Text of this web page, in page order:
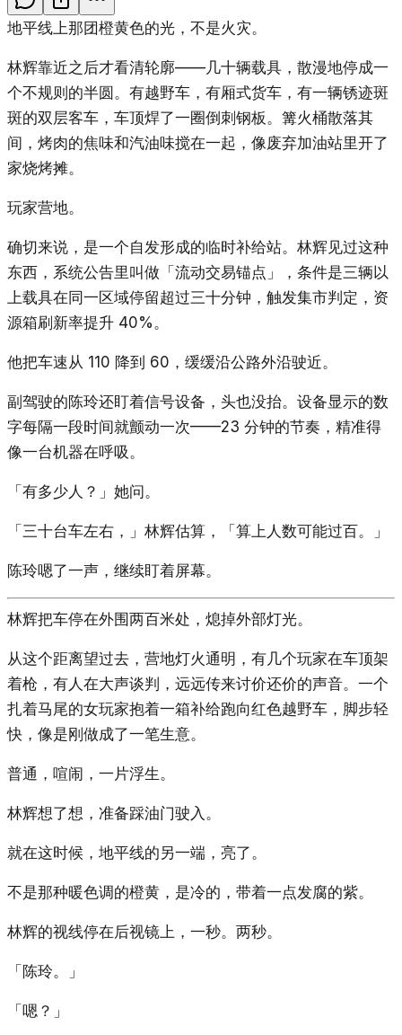
地平线上那团橙黄色的光，不是火灾。
林辉靠近之后才看清轮廓——几十辆载具，散漫地停成一
个不规则的半圆。有越野车，有厢式货车，有一辆锈迹斑
斑的双层客车，车顶焊了一圈倒刺钢板。篝火桶散落其
间，烤肉的焦味和汽油味搅在一起，像废弃加油站里开了
家烧烤摊。
玩家营地。
确切来说，是一个自发形成的临时补给站。林辉见过这种
东西，系统公告里叫做「流动交易锚点」，条件是三辆以
上载具在同一区域停留超过三十分钟，触发集市判定，资
源箱刷新率提升 40%。
他把车速从 110 降到 60，缓缓沿公路外沿驶近。
副驾驶的陈玲还盯着信号设备，头也没抬。设备显示的数
字每隔一段时间就颤动一次——23 分钟的节奏，精准得
像一台机器在呼吸。
「有多少人？」她问。
「三十台车左右，」林辉估算，「算上人数可能过百。」
陈玲嗯了一声，继续盯着屏幕。
林辉把车停在外围两百米处，熄掉外部灯光。
从这个距离望过去，营地灯火通明，有几个玩家在车顶架
着枪，有人在大声谈判，远远传来讨价还价的声音。一个
扎着马尾的女玩家抱着一箱补给跑向红色越野车，脚步轻
快，像是刚做成了一笔生意。
普通，喧闹，一片浮生。
林辉想了想，准备踩油门驶入。
就在这时候，地平线的另一端，亮了。
不是那种暖色调的橙黄，是冷的，带着一点发腐的紫。
林辉的视线停在后视镜上，一秒。两秒。
「陈玲。」
「嗯？」